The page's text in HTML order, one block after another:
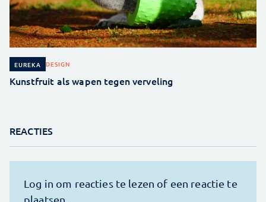
EUREKA DESIGN
Kunstfruit als wapen tegen verveling
REACTIES